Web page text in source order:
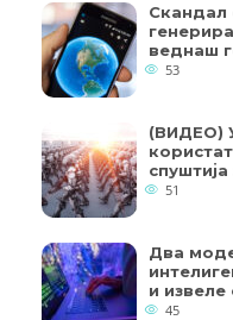
Скандал
веднаш
53
(ВИДЕО)
51
Два
и извеле
45